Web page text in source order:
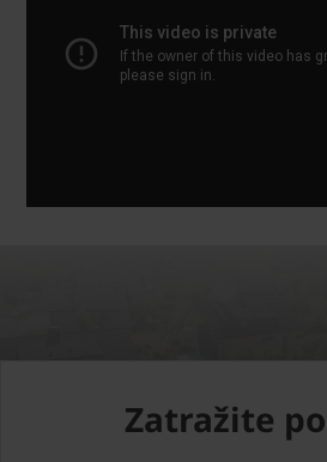
Zatražite